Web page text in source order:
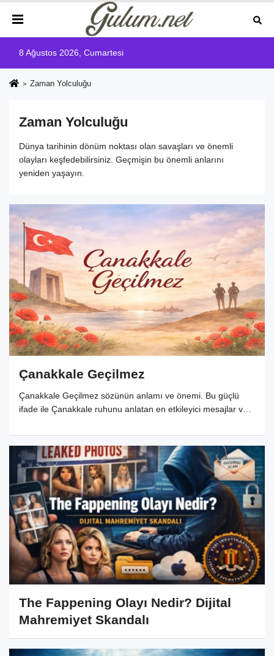
8 Ağustos 2026, Cumartesi
Zaman Yolculuğu
Zaman Yolculuğu
Dünya tarihinin dönüm noktası olan savaşları ve önemli
olayları keşfedebilirsiniz. Geçmişin bu önemli anlarını
yeniden yaşayın.
Çanakkale Geçilmez
Çanakkale Geçilmez sözünün anlamı ve önemi. Bu güçlü
ifade ile Çanakkale ruhunu anlatan en etkileyici mesajlar ve
The Fappening Olayı Nedir? Dijital
Mahremiyet Skandalı